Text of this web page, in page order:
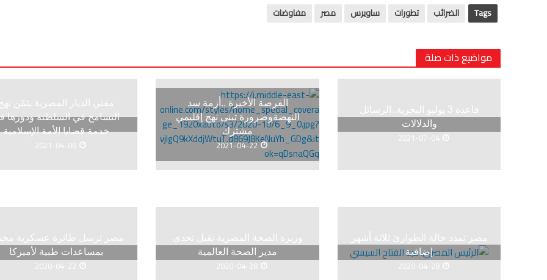
Tags الضرائب تطورات ساويرس مصر مفاوضات
مواضيع ذات صلة
قاعدة 3 يوليو البحرية..الرسائل
والدلالات
2021-07-04
الفرصة الأخيرة ..أزمة سد
النهضةوضرورة تبنى نهج إقليمي
مشترك
2021-04-22
مفتي الديار المصرية يثمّن
التسامح في السلطنة ودورها
خدمة قضايا الأمة الإسلامية
2021-04-06
مصر تمدد حالة الطوارئ ثلاثة أشهر
إضافية
2020-04-28
وزيرة الصحة المصرية تقبل تحدي
مدير الصحة العالمية
2020-04-28
مصر ترسل طائرة عسكرية
بمساعدات طبية لأميركا
2020-04-22